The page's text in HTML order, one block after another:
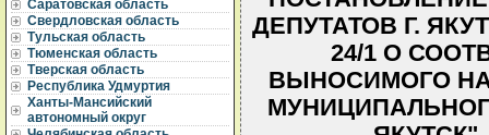
Саратовская область
Свердловская область
Тульская область
Тюменская область
Тверская область
Республика Удмуртия
Ханты-Мансийский
автономный округ
ДЕПУТАТОВ Г.
24/1 О
ВЫНОСИМОГО